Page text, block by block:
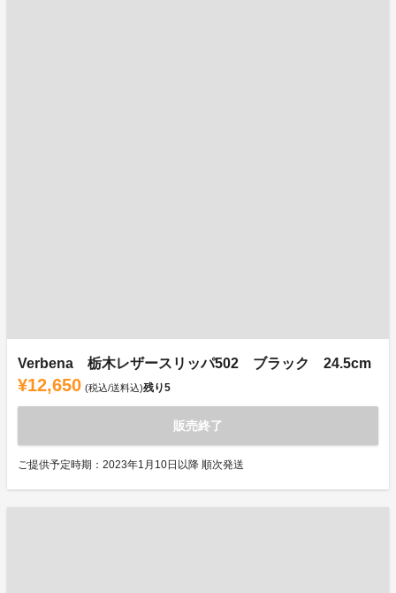
Verbena 栃木レザースリッパ502 ブラック 24.5cm
¥12,650 (税込/送料込)残り5
販売終了
ご提供予定時期：2023年1月10日以降 順次発送